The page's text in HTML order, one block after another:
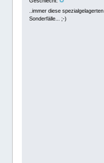
..immer diese spezialgelagerten
Sonderfälle... ;-)